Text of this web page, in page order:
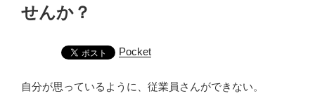
せんか？
Pocket
自分が思っているように、従業員さんができない。